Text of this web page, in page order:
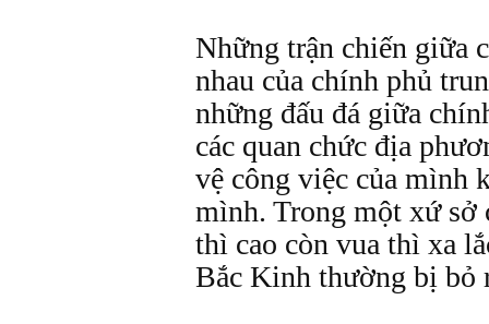
Những trận chiến giữa
nhau của chính phủ
những đấu đá giữa
các quan chức địa
vệ công việc của mình
mình. Trong một xứ sở
thì cao còn vua thì xa
Bắc Kinh thường bị bỏ